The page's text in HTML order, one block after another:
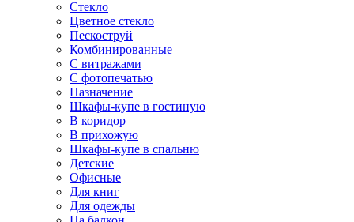
Стекло
Цветное стекло
Пескоструй
Комбинированные
С витражами
С фотопечатью
Назначение
Шкафы-купе в гостиную
В коридор
В прихожую
Шкафы-купе в спальню
Детские
Офисные
Для книг
Для одежды